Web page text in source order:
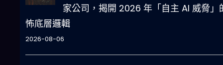
家公司，揭開 2026 年「自主 AI 威脅」
怖底層邏輯
2026-08-06